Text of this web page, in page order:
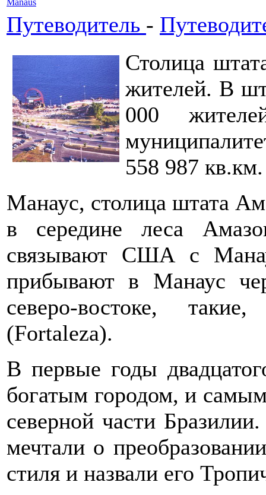
Путеводитель -
Столица
жителей. В
000
558 987 кв.км.
Манаус, столица штата
в середине леса
связывают США с
прибывают в Манаус
северо-востоке,
(Fortaleza).
В первые годы
богатым городом, и
северной части
мечтали о
стиля и назвали его